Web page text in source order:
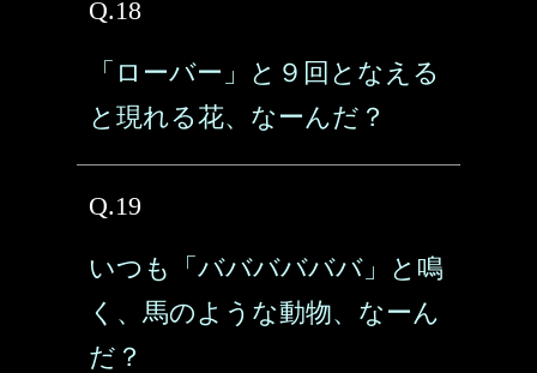
Q.18
「ローバー」と９回となえる
と現れる花、なーんだ？
Q.19
いつも「ババババババ」と鳴
く、馬のような動物、なーん
だ？